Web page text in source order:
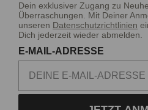
Dein exklusiver Zugang zu
Überraschungen. Mit Deiner
unseren Datenschutzrichtlinien
Dich jederzeit wieder abmelden.
E-MAIL-ADRESSE